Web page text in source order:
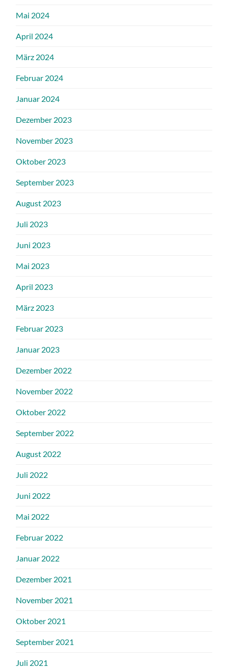
Mai 2024
April 2024
März 2024
Februar 2024
Januar 2024
Dezember 2023
November 2023
Oktober 2023
September 2023
August 2023
Juli 2023
Juni 2023
Mai 2023
April 2023
März 2023
Februar 2023
Januar 2023
Dezember 2022
November 2022
Oktober 2022
September 2022
August 2022
Juli 2022
Juni 2022
Mai 2022
Februar 2022
Januar 2022
Dezember 2021
November 2021
Oktober 2021
September 2021
Juli 2021